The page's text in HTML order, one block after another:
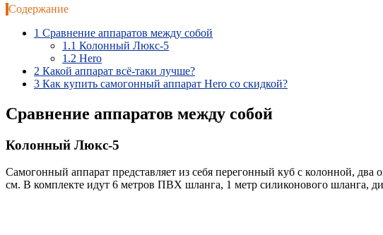
Содержание
1 Сравнение аппаратов между собой
1.1 Колонный Люкс-5
1.2 Hero
2 Какой аппарат всё-таки лучше?
3 Как купить самогонный аппарат Hero со скидкой?
Сравнение аппаратов между собой
Колонный Люкс-5
Самогонный аппарат представляет из себя перегонный куб с колонной, два
см. В комплекте идут 6 метров ПВХ шланга, 1 метр силиконового шланга,